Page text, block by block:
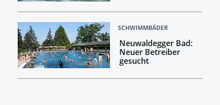
SCHWIMMBÄDER
Neuwaldegger Bad:
Neuer Betreiber
gesucht